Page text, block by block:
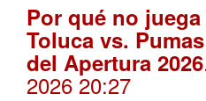
Por qué no
Toluca vs.
del Apertura 2026
2026 20:27